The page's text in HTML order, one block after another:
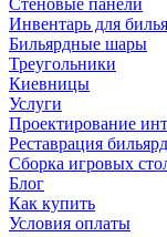
Стеновые панели
Инвентарь для
Бильярдные шары
Треугольники
Киевницы
Услуги
Проектирование
Реставрация
Сборка игровых
Блог
Как купить
Условия оплаты